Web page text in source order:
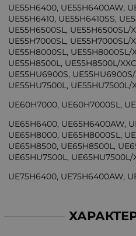
UE55H6400, UE55H6400AW,
UE55H6410, UE55H6410SS,
UE55H6500SL, UE55H6500SL/
UE55H7000SL, UE55H7000SL/
UE55H8000SL, UE55H8000SL/
UE55H8500L, UE55H8500L/
UE55HU6900S,
UE55HU7500L, UE55HU7500L/
UE60H7000, UE60H7000SL,
UE65H6400, UE65H6400AW,
UE65H8000, UE65H8000SL,
UE65H8500, UE65H8500L,
UE65HU7500L, UE65HU7500L/
UE75H6400, UE75H6400AW,